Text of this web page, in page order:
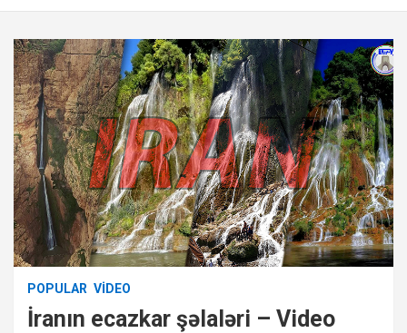
POPULAR VIDEO
İranın ecazkar şəlaləri – Video